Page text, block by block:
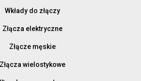
Wkłady do złączy
Złącza elektryczne
Złącze męskie
Złącza wielostykowe